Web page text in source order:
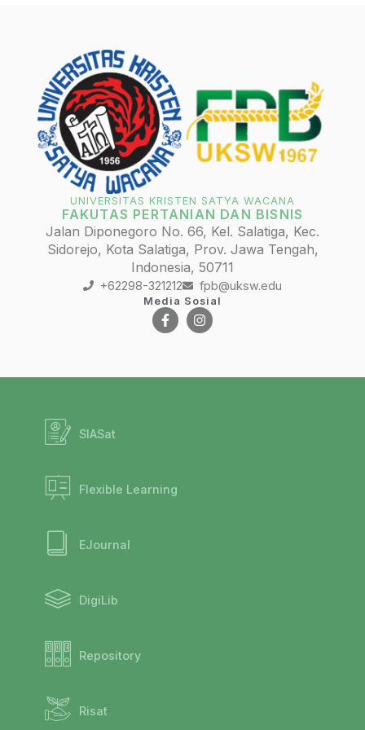
UNIVERSITAS KRISTEN SATYA WACANA
FAKUTAS PERTANIAN DAN BISNIS
Jalan Diponegoro No. 66, Kel. Salatiga, Kec.
Sidorejo, Kota Salatiga, Prov. Jawa Tengah,
Indonesia, 50711
+62298-321212 fpb@uksw.edu
Media Sosial
SIASat
Flexible Learning
EJournal
DigiLib
Repository
Risat